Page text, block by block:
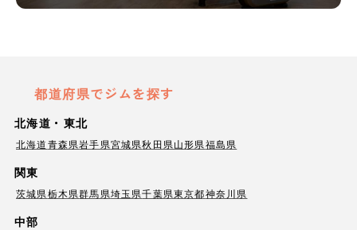
都道府県でジムを探す
北海道・東北
北海道青森県岩手県宮城県秋田県山形県福島県
関東
茨城県栃木県群馬県埼玉県千葉県東京都神奈川県
中部